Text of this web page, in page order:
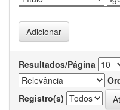
Resultados/Página
Registro(s)